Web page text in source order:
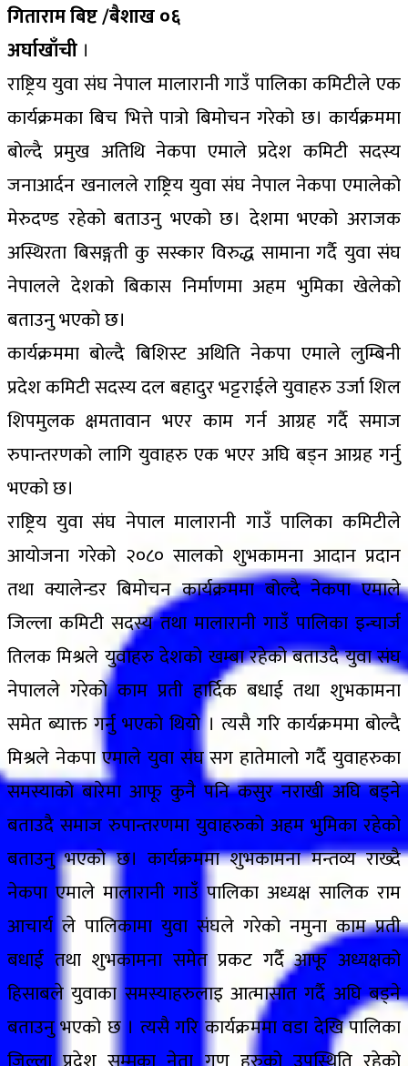
गिताराम बिष्ट /बैशाख ०६
अर्घाखाँची ।
राष्ट्रिय युवा संघ नेपाल मालारानी गाउँ पालिका कमिटीले एक
कार्यक्रमका बिच भित्ते पात्रो बिमोचन गरेको छ। कार्यक्रममा
बोल्दै प्रमुख अतिथि नेकपा एमाले प्रदेश कमिटी सदस्य
जनाआर्दन खनालले राष्ट्रिय युवा संघ नेपाल नेकपा एमालेको
मेरुदण्ड रहेको बताउनु भएको छ। देशमा भएको अराजक
अस्थिरता बिसङ्गती कु सस्कार विरुद्ध सामाना गर्दै युवा संघ
नेपालले देशको बिकास निर्माणमा अहम भुमिका खेलेको
बताउनु भएको छ।
कार्यक्रममा बोल्दै बिशिस्ट अथिति नेकपा एमाले लुम्बिनी
प्रदेश कमिटी सदस्य दल बहादुर भट्टराईले युवाहरु उर्जा शिल
शिपमुलक क्षमतावान भएर काम गर्न आग्रह गर्दै समाज
रुपान्तरणको लागि युवाहरु एक भएर अघि बड्न आग्रह गर्नु
भएको छ।
राष्ट्रिय युवा संघ नेपाल मालारानी गाउँ पालिका कमिटीले
आयोजना गरेको २०८० सालको शुभकामना आदान प्रदान
तथा क्यालेन्डर बिमोचन कार्यक्रममा बोल्दै नेकपा एमाले
जिल्ला कमिटी सदस्य तथा मालारानी गाउँ पालिका इन्चार्ज
तिलक मिश्रले युवाहरु देशको खम्बा रहेको बताउदै युवा संघ
नेपालले गरेको काम प्रती हार्दिक बधाई तथा शुभकामना
समेत ब्याक्त गर्नु भएको थियोे । त्यसै गरि कार्यक्रममा बोल्दै
मिश्रले नेकपा एमाले युवा संघ सग हातेमालो गर्दै युवाहरुका
समस्याको बारेमा आफू कुनै पनि कसुर नराखी अघि बड्ने
बताउदै समाज रुपान्तरणमा युवाहरुको अहम भुमिका रहेको
बताउनु भएको छ। कार्यक्रममा शुभकामना मन्तव्य राख्दै
नेकपा एमाले मालारानी गाउँ पालिका अध्यक्ष सालिक राम
आचार्य ले पालिकामा युवा संघले गरेको नमुना काम प्रती
बधाई तथा शुभकामना समेत प्रकट गर्दै आफू अध्यक्षको
हिसाबले युवाका समस्याहरुलाइ आत्मासात गर्दै अघि बड्ने
बताउनु भएको छ । त्यसै गरि कार्यक्रममा वडा देखि पालिका